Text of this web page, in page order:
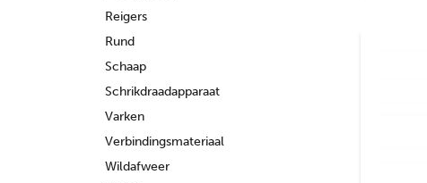
Reigers
Rund
Schaap
Schrikdraadapparaat
Varken
Verbindingsmateriaal
Wildafweer